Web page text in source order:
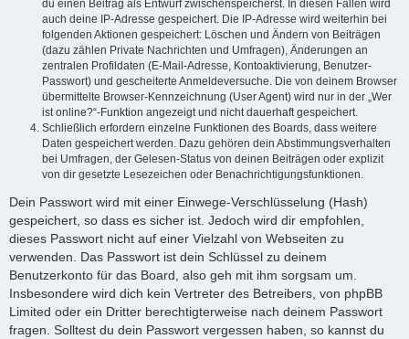
du einen Beitrag als Entwurf zwischenspeicherst. In diesen Fällen wird
auch deine IP-Adresse gespeichert. Die IP-Adresse wird weiterhin bei
folgenden Aktionen gespeichert: Löschen und Ändern von Beiträgen
(dazu zählen Private Nachrichten und Umfragen), Änderungen an
zentralen Profildaten (E-Mail-Adresse, Kontoaktivierung, Benutzer-
Passwort) und gescheiterte Anmeldeversuche. Die von deinem Browser
übermittelte Browser-Kennzeichnung (User Agent) wird nur in der „Wer
ist online?“-Funktion angezeigt und nicht dauerhaft gespeichert.
Schließlich erfordern einzelne Funktionen des Boards, dass weitere
Daten gespeichert werden. Dazu gehören dein Abstimmungsverhalten
bei Umfragen, der Gelesen-Status von deinen Beiträgen oder explizit
von dir gesetzte Lesezeichen oder Benachrichtigungsfunktionen.
Dein Passwort wird mit einer Einwege-Verschlüsselung (Hash)
gespeichert, so dass es sicher ist. Jedoch wird dir empfohlen,
dieses Passwort nicht auf einer Vielzahl von Webseiten zu
verwenden. Das Passwort ist dein Schlüssel zu deinem
Benutzerkonto für das Board, also geh mit ihm sorgsam um.
Insbesondere wird dich kein Vertreter des Betreibers, von phpBB
Limited oder ein Dritter berechtigterweise nach deinem Passwort
fragen. Solltest du dein Passwort vergessen haben, so kannst du